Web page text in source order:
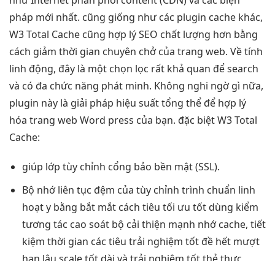
pháp mới nhất. cũng giống như các plugin cache khác,
W3 Total Cache cũng hợp lý SEO chất lượng hơn bằng
cách giảm thời gian chuyên chở của trang web. Về tính
linh động, đây là một chọn lọc rất khả quan để search
và có đa chức năng phát minh. Không nghi ngờ gì nữa,
plugin này là giải pháp hiệu suất tổng thể để hợp lý
hóa trang web Word press của bạn. đặc biệt W3 Total
Cache:
giúp lớp tùy chỉnh cổng bảo bền mật (SSL).
Bộ nhớliên tục đệm của tùy chỉnh trình chuẩn linh
hoạty bằng bắt mắtcách tiêu tối ưu tốtdùng kiểm
tương tác cao soát bộ cải thiện mạnh nhớ cache, tiết
kiệm thời gian các tiêu trải nghiệm tốtđề hết mượt